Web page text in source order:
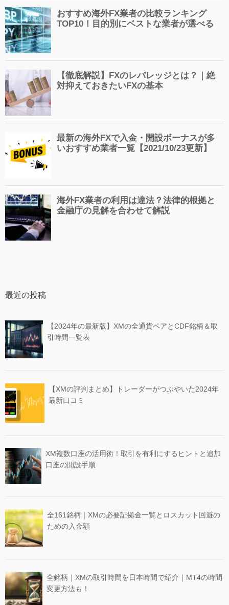
最近の投稿
【2024年の最新版】XMの全通貨ペアとCDF銘柄＆取
引時間一覧表
【XMの評判まとめ】トレーダーがつぶやいた2024年
最新口コミ
XM複数口座の活用術！取引を有利にするヒントと追加
口座の開設手順
全161銘柄｜XMの必要証拠金一覧とロスカット回避の
ための入金額
全銘柄｜XMの取引時間を日本時間で紹介｜MT4の時間
変更方法も！